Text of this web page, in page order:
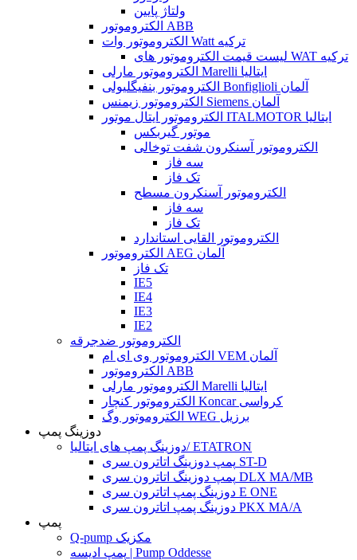
ولتاژ پایین
الکتروموتور ABB
الکتروموتور وات Watt ترکیه
لیست قیمت الکتروموتور های WAT ترکیه
الکتروموتور مارلی Marelli ایتالیا
الکتروموتور بنفیگلیولی Bonfiglioli آلمان
الکتروموتور زیمنس Siemens آلمان
الکتروموتور ایتال موتور ITALMOTOR ایتالیا
موتور گیربکس
الکتروموتور آسنکرون شفت توخالی
سه فاز
تک فاز
الکتروموتور آسنکرون مسطح
سه فاز
تک فاز
الکتروموتور القایی استاندارد
الکتروموتور AEG آلمان
تک فاز
IE5
IE4
IE3
IE2
الکتروموتور ضدجرقه
الکتروموتور وی ای ام VEM آلمان
الکتروموتور ABB
الکتروموتور مارلی Marelli ایتالیا
الکتروموتور کنچار Koncar کرواسی
الکتروموتور وگ WEG برزیل
دوزینگ پمپ
دوزینگ پمپ های ایتالیا/ ETATRON
پمپ دوزینگ اتاترون سری ST-D
پمپ دوزینگ اتاترون سری DLX MA/MB
دوزینگ پمپ اتاترون سری E ONE
دوزینگ پمپ اتاترون سری PKX MA/A
پمپ
Q-pump مکزیک
پمپ ادیسه | Pump Oddesse